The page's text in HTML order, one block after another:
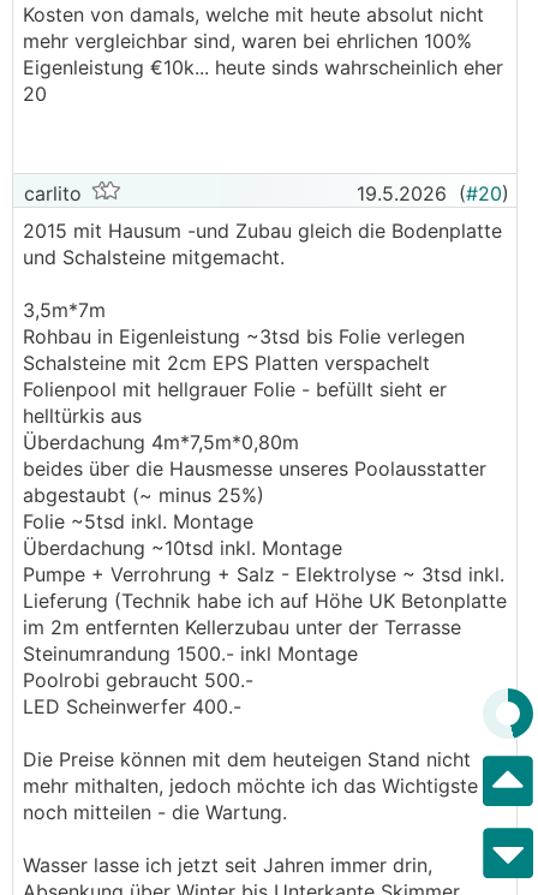
Kosten von damals, welche mit heute absolut nicht
mehr vergleichbar sind, waren bei ehrlichen 100%
Eigenleistung €10k... heute sinds wahrscheinlich eher
20
carlito 19.5.2026 (#20)
2015 mit Hausum -und Zubau gleich die Bodenplatte
und Schalsteine mitgemacht.
3,5m*7m
Rohbau in Eigenleistung ~3tsd bis Folie verlegen
Schalsteine mit 2cm EPS Platten verspachelt
Folienpool mit hellgrauer Folie - befüllt sieht er
helltürkis aus
Überdachung 4m*7,5m*0,80m
beides über die Hausmesse unseres Poolausstatter
abgestaubt (~ minus 25%)
Folie ~5tsd inkl. Montage
Überdachung ~10tsd inkl. Montage
Pumpe + Verrohrung + Salz - Elektrolyse ~ 3tsd inkl.
Lieferung (Technik habe ich auf Höhe UK Betonplatte
im 2m entfernten Kellerzubau unter der Terrasse
Steinumrandung 1500.- inkl Montage
Poolrobi gebraucht 500.-
LED Scheinwerfer 400.-
Die Preise können mit dem heuteigen Stand nicht
mehr mithalten, jedoch möchte ich das Wichtigste
noch mitteilen - die Wartung.
Wasser lasse ich jetzt seit Jahren immer drin,